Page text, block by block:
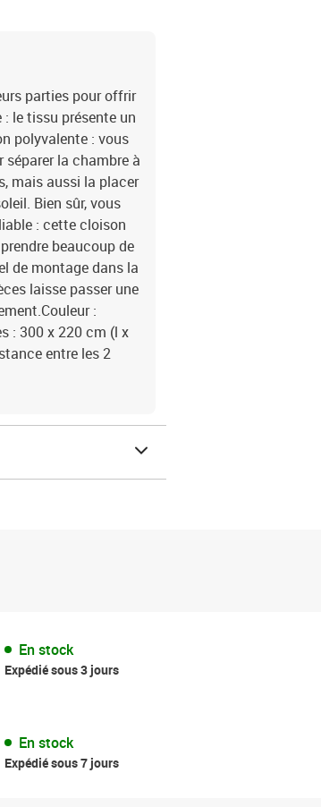
parties pour offrir
le tissu présente un
polyvalente : vous
la chambre à
mais aussi la placer
Bien sûr, vous
: cette cloison
beaucoup de
de montage dans la
laisse passer une
:
: 300 x 220 cm (l x
entre les 2
En stock
Expédié sous 3 jours
En stock
Expédié sous 7 jours